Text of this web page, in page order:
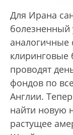
Для Ирана
болезненный
аналогичные
клиринговые
проводят
фондов по
Англии.
найти новую
растущее